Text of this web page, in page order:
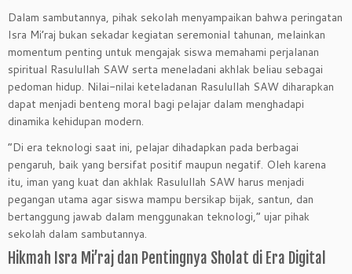
Dalam sambutannya, pihak sekolah menyampaikan bahwa peringatan
Isra Mi’raj bukan sekadar kegiatan seremonial tahunan, melainkan
momentum penting untuk mengajak siswa memahami perjalanan
spiritual Rasulullah SAW serta meneladani akhlak beliau sebagai
pedoman hidup. Nilai-nilai keteladanan Rasulullah SAW diharapkan
dapat menjadi benteng moral bagi pelajar dalam menghadapi
dinamika kehidupan modern.
“Di era teknologi saat ini, pelajar dihadapkan pada berbagai
pengaruh, baik yang bersifat positif maupun negatif. Oleh karena
itu, iman yang kuat dan akhlak Rasulullah SAW harus menjadi
pegangan utama agar siswa mampu bersikap bijak, santun, dan
bertanggung jawab dalam menggunakan teknologi,” ujar pihak
sekolah dalam sambutannya.
Hikmah Isra Mi’raj dan Pentingnya Sholat di Era Digital